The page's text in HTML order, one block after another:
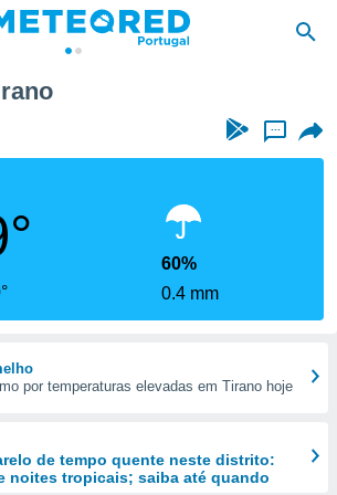
...
60%
0.4 mm
por temperaturas elevadas em Tirano hoje
de tempo quente neste distrito:
noites tropicais; saiba até quando